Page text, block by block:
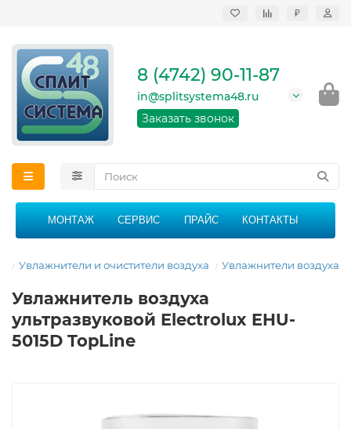
₽
кондиционеров в
области
График работы: 9:00 -
21:00 без перерыва и
8 (4742) 90-11-87
in@splitsystema48.ru
Заказать звонок
МОНТАЖ СЕРВИС ПРАЙС КОНТАКТЫ
Увлажнители и очистители воздуха Увлажнители воздуха
Увлажнитель воздуха
ультразвуковой Electrolux EHU-
5015D TopLine